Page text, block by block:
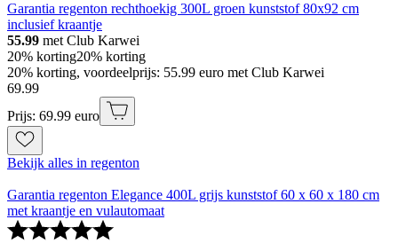
Garantia regenton rechthoekig 300L groen kunststof 80x92 cm
inclusief kraantje
55.99 met Club Karwei
20% korting20% korting
20% korting, voordeelprijs: 55.99 euro met Club Karwei
69.99
Prijs: 69.99 euro
Bekijk alles in regenton
Garantia regenton Elegance 400L grijs kunststof 60 x 60 x 180 cm
met kraantje en vulautomaat